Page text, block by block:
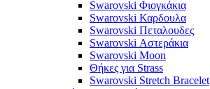
Swarovski Φιογκάκια
Swarovski Καρδουλα
Swarovski Πεταλουδες
Swarovski Αστεράκια
Swarovski Moon
Θήκες για Strass
Swarovski Stretch Bracelet